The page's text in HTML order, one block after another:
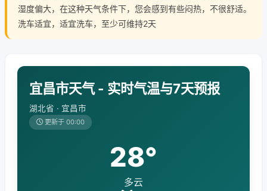
湿度偏大，在这种天气条件下，您会感到有些闷热，不很舒适。
洗车适宜，适宜洗车，至少可维持2天
宜昌市天气 - 实时气温与7天预报
湖北省 · 宜昌市
更新于 00:00
28°
多云